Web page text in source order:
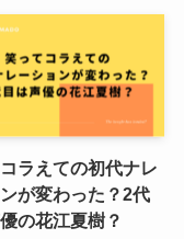
ラえての初代ナレ
が変わった？2代
の花江夏樹？